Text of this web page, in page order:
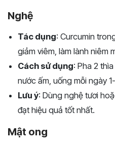
Nghệ
Tác dụng: Curcumin
giảm viêm, làm lành niêm
Cách sử dụng: Pha 2
nước ấm, uống mỗi ngày
Lưu ý: Dùng nghệ tươi
đạt hiệu quả tốt nhất.
Mật ong